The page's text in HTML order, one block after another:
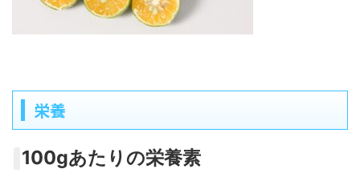
栄養
100gあたりの栄養素